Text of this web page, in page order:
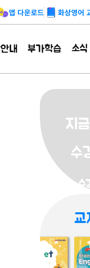
앱 다운로드 화상영어
내 부가학습 소식
지
수
수
교